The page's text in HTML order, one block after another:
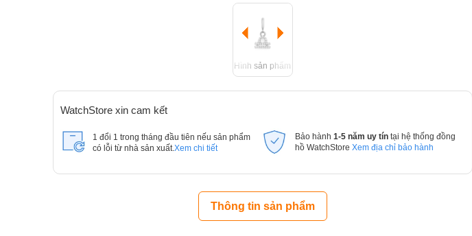
Hình sản phẩm
WatchStore xin cam kết
1 đổi 1 trong tháng đầu tiên nếu sản phẩm
có lỗi từ nhà sản xuất. Xem chi tiết
Bảo hành 1-5 năm uy tín tại hệ thống đồng
hồ WatchStore Xem địa chỉ bảo hành
Thông tin sản phẩm